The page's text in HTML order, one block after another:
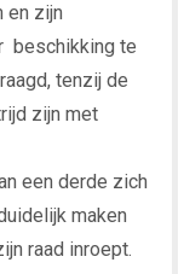
en zijn
beschikking te
tenzij de
zijn met
een derde zich
maken
raad inroept.